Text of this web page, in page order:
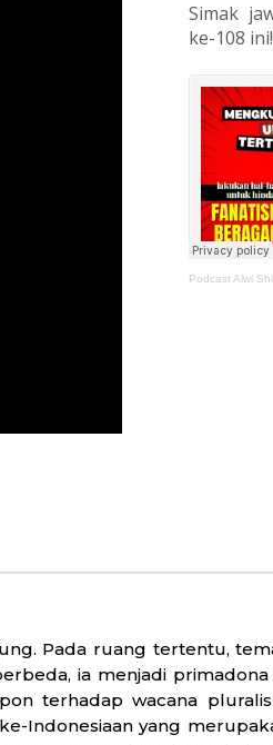
Simak
ke-108 ini!
Podcast Alwi
Pada ruang tertentu,
ia menjadi
terhadap wacana
Indonesiaan yang